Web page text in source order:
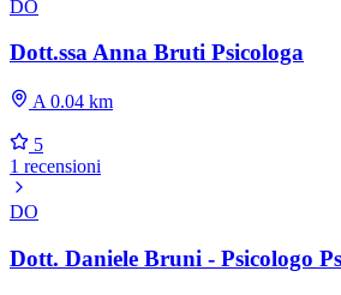
DO
Dott.ssa Anna Bruti Psicologa
A 0.04 km
5
1 recensioni
DO
Dott. Daniele Bruni - Psicologo